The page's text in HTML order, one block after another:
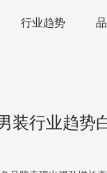
行业趋势
装行业趋势